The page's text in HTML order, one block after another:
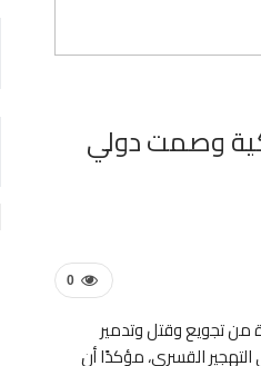
وصمت دولي
0
من تجويع وقتل وتدمير
القسري، مؤكدًا أن